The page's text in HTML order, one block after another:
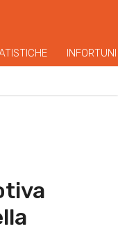
INFORTUNI